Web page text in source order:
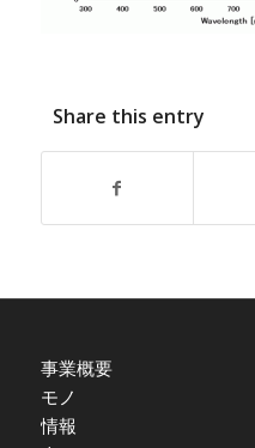
Share this entry
事業概要
モノ
情報